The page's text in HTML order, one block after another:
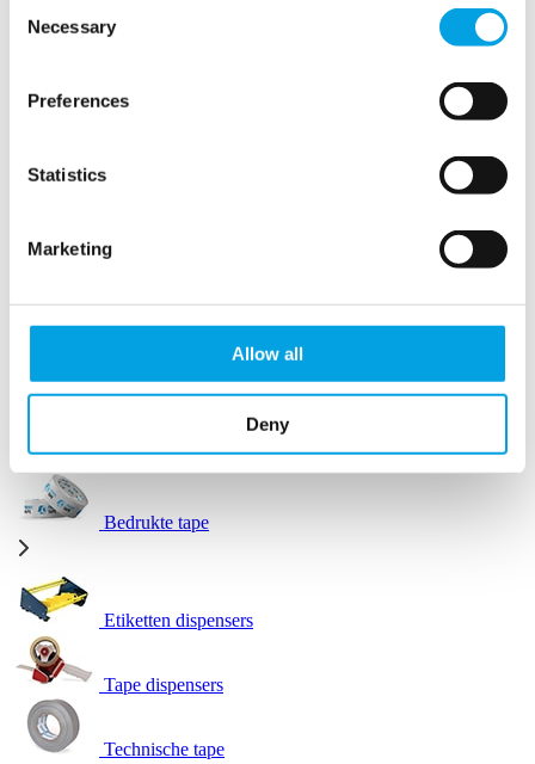
Selection
Necessary
Preferences
Statistics
Marketing
Allow all
Deny
Opvulpapier
Schuimbuffers
SizzlePak
Afzetlint
Automatische tape dispensers
Bedrukte tape
Etiketten dispensers
Tape dispensers
Technische tape